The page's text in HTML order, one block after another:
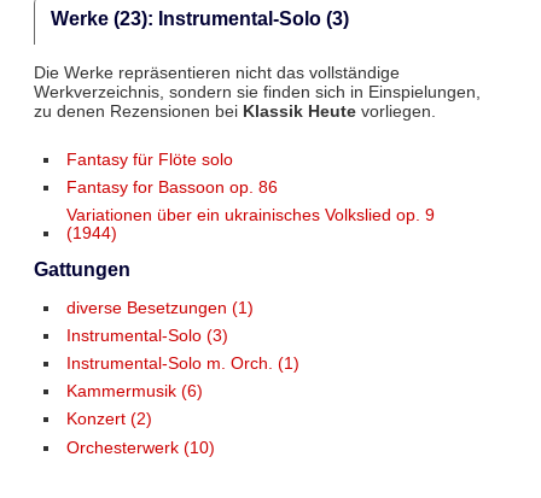
Werke (23): Instrumental-Solo (3)
Die Werke repräsentieren nicht das vollständige
Werkverzeichnis, sondern sie finden sich in Einspielungen,
zu denen Rezensionen bei Klassik Heutevorliegen.
Fantasy für Flöte solo
Fantasy for Bassoon op. 86
Variationen über ein ukrainisches Volkslied op. 9
(1944)
Gattungen
diverse Besetzungen (1)
Instrumental-Solo (3)
Instrumental-Solo m. Orch. (1)
Kammermusik (6)
Konzert (2)
Orchesterwerk (10)